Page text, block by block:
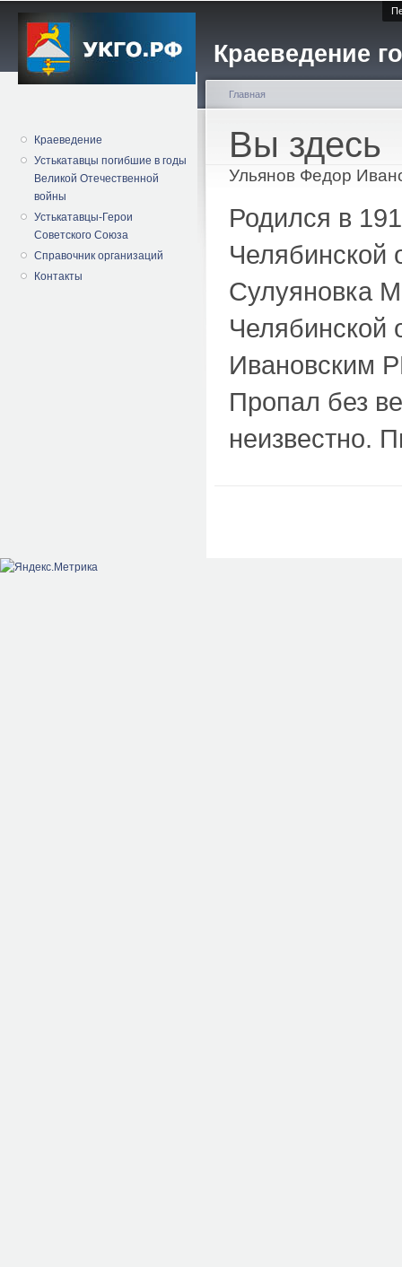
Краеведение
Краеведение
Устькатавцы погибшие в годы
Великой Отечественной
войны
Устькатавцы-Герои
Советского Союза
Справочник организаций
Контакты
Вы здесь
Главная
Ульянов Федор
Родился в
Челябинской
Сулуяновка
Челябинской
Ивановским
Пропал без
неизвестно.